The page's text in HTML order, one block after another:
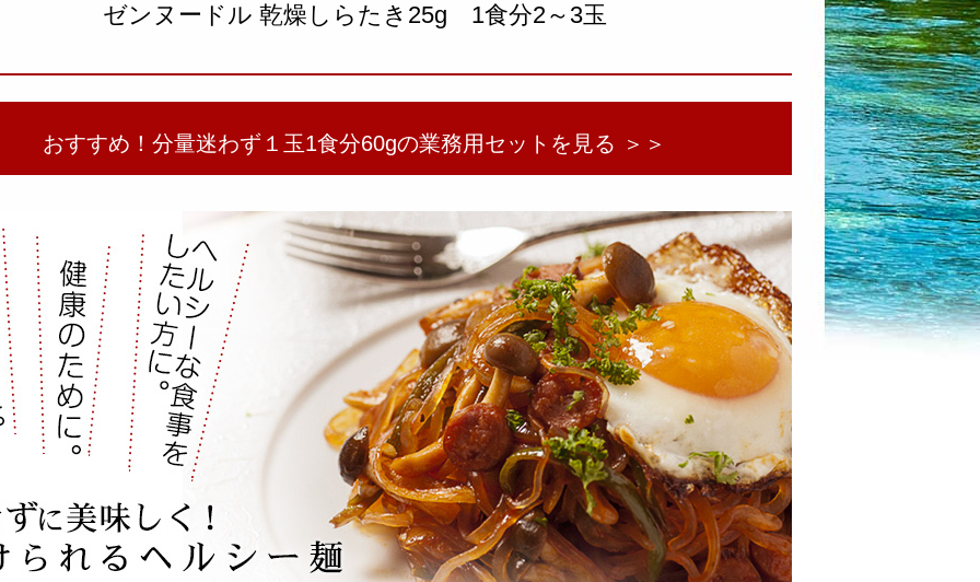
ゼンヌードル 乾燥しらたき25g 1食分2～3玉
おすすめ！分量迷わず１玉1食分60gの業務用セットを見る ＞＞